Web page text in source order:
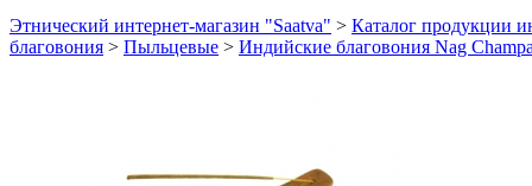
Этнический интернет-магазин "Saatva" > Каталог продукции
благовония > Пыльцевые > Индийские благовония Nag